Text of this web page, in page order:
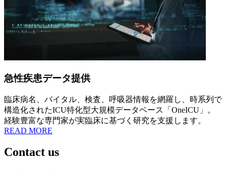
急性疾患データ提供
臨床病名、 バイタル 検査、 呼吸器情報を網羅し
時系列で
構造化されたICU特化型大規模データベース
「OneICU」。
経験豊富な専門家が実臨床に基づく 研究を支援します。
READ MORE
Contact us